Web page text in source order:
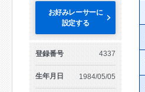
お好みレーサーに
設定する
登録番号 4337
生年月日 1984/05/05